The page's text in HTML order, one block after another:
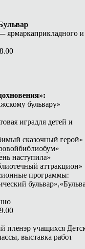
—ярмаркаприкладного и
бульвару»
иградля детей и
сказочный герой»
наступила»
аттракцион»
программы:
пленэр учащихся
выставка работ